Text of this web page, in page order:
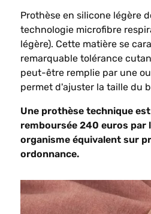
Prothèse en silicone légère
technologie microfibre
légère). Cette matière se
remarquable tolérance
peut-être remplie par une
permet d'ajuster la taille du
Une prothèse technique
remboursée 240 euros par
organisme équivalent sur
ordonnance.